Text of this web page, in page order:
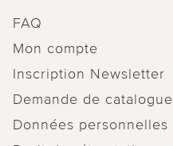
FAQ
Mon compte
Inscription Newsletter
Demande de catalogue
Données personnelles